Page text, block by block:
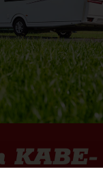
KABE-